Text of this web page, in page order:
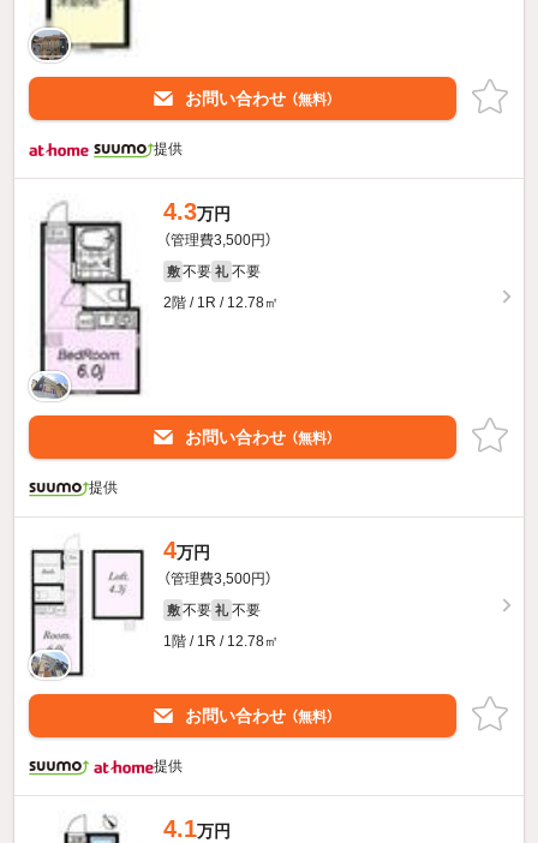
お問い合わせ （無料）
提供
4.3万円
（管理費3,500円）
敷 不要 礼 不要
2階 / 1R / 12.78㎡
お問い合わせ （無料）
提供
4万円
（管理費3,500円）
敷 不要 礼 不要
1階 / 1R / 12.78㎡
お問い合わせ （無料）
提供
4.1万円